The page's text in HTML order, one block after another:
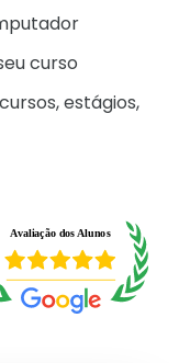
curso
estágios,